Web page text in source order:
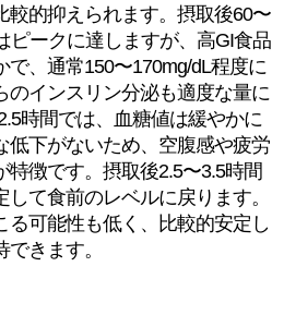
較的抑えられます。摂取後60〜
ピークに達しますが、高GI食品
、通常150〜170mg/dL程度に
のインスリン分泌も適度な量に
時間では、血糖値は緩やかに
低下がないため、空腹感や疲労
特徴です。摂取後2.5〜3.5時間
て食前のレベルに戻ります。
る可能性も低く、比較的安定し
きます。